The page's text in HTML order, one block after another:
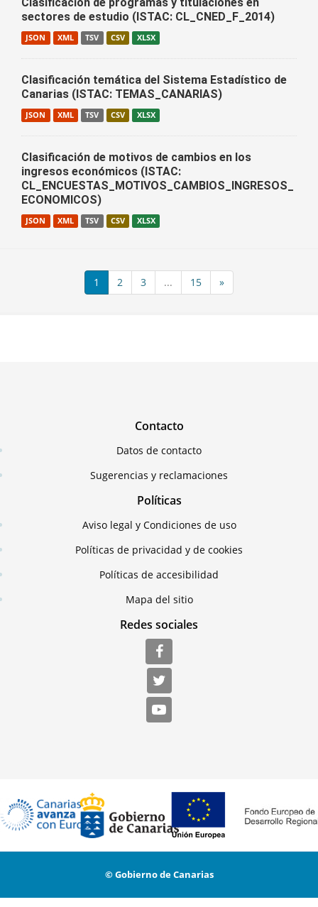
sectores de estudio (ISTAC: CL_CNED_F_2014)
JSON XML TSV CSV XLSX
Clasificación temática del Sistema Estadístico de
Canarias (ISTAC: TEMAS_CANARIAS)
JSON XML TSV CSV XLSX
Clasificación de motivos de cambios en los
ingresos económicos (ISTAC:
CL_ENCUESTAS_MOTIVOS_CAMBIOS_INGRESOS_
ECONOMICOS)
JSON XML TSV CSV XLSX
1 2 3 ... 15 »
Contacto
Datos de contacto
Sugerencias y reclamaciones
Políticas
Aviso legal y Condiciones de uso
Políticas de privacidad y de cookies
Políticas de accesibilidad
Mapa del sitio
Redes sociales
© Gobierno de Canarias